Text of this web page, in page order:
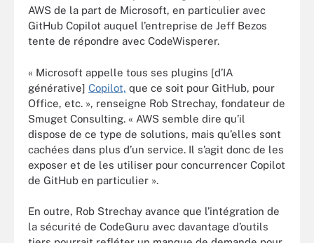
AWS de la part de Microsoft, en particulier avec
GitHub Copilot auquel l’entreprise de Jeff Bezos
tente de répondre avec CodeWisperer.
« Microsoft appelle tous ses plugins [d’IA
générative] Copilot, que ce soit pour GitHub, pour
Office, etc. », renseigne Rob Strechay, fondateur de
Smuget Consulting. « AWS semble dire qu’il
dispose de ce type de solutions, mais qu’elles sont
cachées dans plus d’un service. Il s’agit donc de les
exposer et de les utiliser pour concurrencer Copilot
de GitHub en particulier ».
En outre, Rob Strechay avance que l’intégration de
la sécurité de CodeGuru avec davantage d’outils